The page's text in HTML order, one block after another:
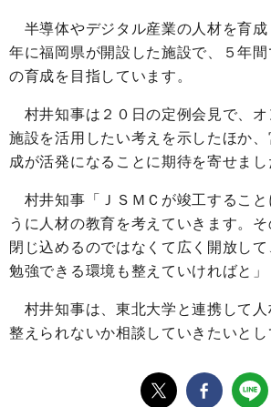
半導体やデジタル産業の人材を育成
年に福岡県が開設した施設で、５年間
の育成を目指しています。
村井知事は２０日の定例会見で、オ
施設を活用したい考えを示したほか
成が活発になることに期待を寄せまし
村井知事「ＪＳＭＣが竣工すること
うに人材の教育を考えていきます。
閉じ込めるのではなくて広く開放し
勉強できる環境も整えていければと」
村井知事は、東北大学と連携して人
整えられないか相談していきたいとし